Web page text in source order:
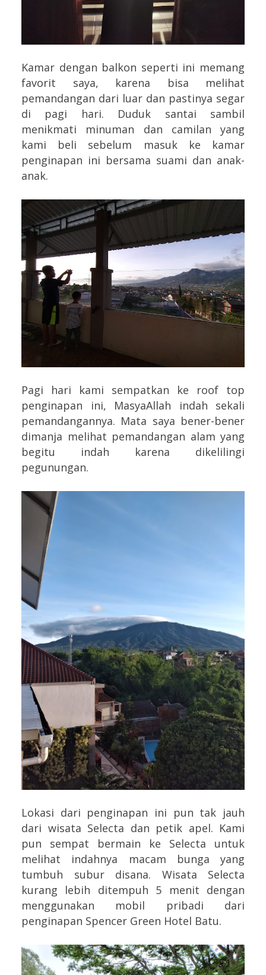
Kamar dengan balkon seperti ini memang
favorit saya, karena bisa melihat
pemandangan dari luar dan pastinya segar
di pagi hari. Duduk santai sambil
menikmati minuman dan camilan yang
kami beli sebelum masuk ke kamar
penginapan ini bersama suami dan anak-
anak.
Pagi hari kami sempatkan ke roof top
penginapan ini, MasyaAllah indah sekali
pemandangannya. Mata saya bener-bener
dimanja melihat pemandangan alam yang
begitu indah karena dikelilingi
pegunungan.
Lokasi dari penginapan ini pun tak jauh
dari wisata Selecta dan petik apel. Kami
pun sempat bermain ke Selecta untuk
melihat indahnya macam bunga yang
tumbuh subur disana. Wisata Selecta
kurang lebih ditempuh 5 menit dengan
menggunakan mobil pribadi dari
penginapan Spencer Green Hotel Batu.